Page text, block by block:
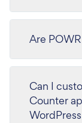
Are
Can I
Counter